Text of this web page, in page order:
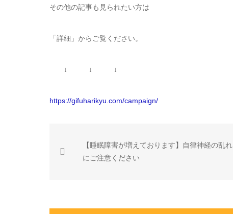
その他の記事も見られたい方は
「詳細」からご覧ください。
↓ ↓ ↓
https://gifuharikyu.com/campaign/
【睡眠障害が増えております】自律神経の乱れ
にご注意ください